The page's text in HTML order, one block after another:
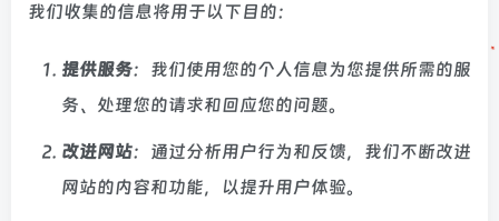
我们收集的信息将用于以下目的：
提供服务：我们使用您的个人信息为您提供所需的服
务、处理您的请求和回应您的问题。
改进网站：通过分析用户行为和反馈，我们不断改进
网站的内容和功能，以提升用户体验。